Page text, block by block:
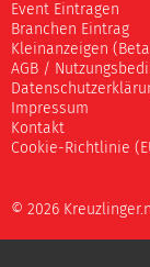
Event Eintragen
Branchen Eintrag
Kleinanzeigen
AGB /
Impressum
Kontakt
Cookie-Richtlinie
© 2026